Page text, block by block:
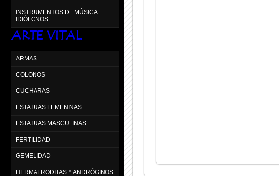
INSTRUMENTOS DE MÚSICA:
IDIÓFONOS
ARTE VITAL
ARMAS
COLONOS
CUCHARAS
ESTATUAS FEMENINAS
ESTATUAS MASCULINAS
FERTILIDAD
GEMELIDAD
HERMAFRODITAS Y ANDRÓGINOS